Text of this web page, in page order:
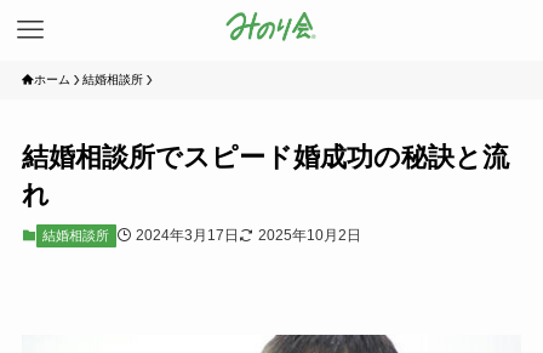
ホーム 結婚相談所
結婚相談所でスピード婚成功の秘訣と流
れ
結婚相談所 2024年3月17日 2025年10月2日